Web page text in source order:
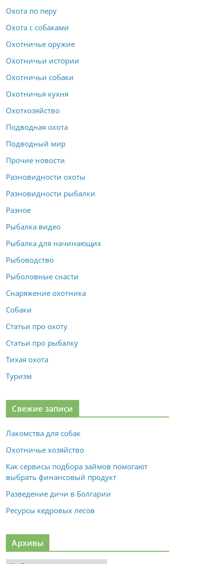
Охота по перу
Охота с собаками
Охотничье оружие
Охотничьи истории
Охотничьи собаки
Охотничья кухня
Охотхозяйство
Подводная охота
Подводный мир
Прочие новости
Разновидности охоты
Разновидности рыбалки
Разное
Рыбалка видео
Рыбалка для начинающих
Рыбоводство
Рыболовные снасти
Снаряжение охотника
Собаки
Статьи про охоту
Статьи про рыбалку
Тихая охота
Туризм
Свежие записи
Лакомства для собак
Охотничье хозяйство
Как сервисы подбора займов помогают
выбрать финансовый продукт
Разведение дичи в Болгарии
Ресурсы кедровых лесов
Архивы